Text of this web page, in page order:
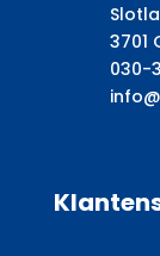
3701
030-